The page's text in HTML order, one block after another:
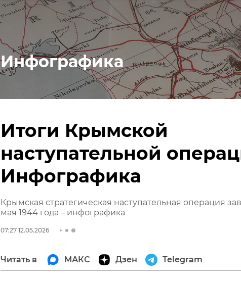
Инфографика
Итоги Крымской
наступательной
Инфографика
Крымская стратегическая наступательная операция
мая 1944 года – инфографика
07:27 12.05.2026
Читать в МАКС Дзен Telegram